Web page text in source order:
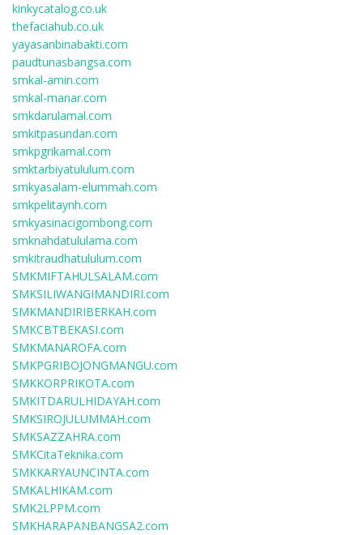
kinkycatalog.co.uk
thefaciahub.co.uk
yayasanbinabakti.com
paudtunasbangsa.com
smkal-amin.com
smkal-manar.com
smkdarulamal.com
smkitpasundan.com
smkpgrikamal.com
smktarbiyatululum.com
smkyasalam-elummah.com
smkpelitaynh.com
smkyasinacigombong.com
smknahdatululama.com
smkitraudhatululum.com
SMKMIFTAHULSALAM.com
SMKSILIWANGIMANDIRI.com
SMKMANDIRIBERKAH.com
SMKCBTBEKASI.com
SMKMANAROFA.com
SMKPGRIBOJONGMANGU.com
SMKKORPRIKOTA.com
SMKITDARULHIDAYAH.com
SMKSIROJULUMMAH.com
SMKSAZZAHRA.com
SMKCitaTeknika.com
SMKKARYAUNCINTA.com
SMKALHIKAM.com
SMK2LPPM.com
SMKHARAPANBANGSA2.com